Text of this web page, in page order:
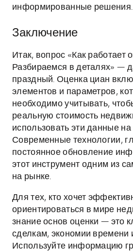
информированные решения.
Заключение
Итак, вопрос «Как работает
Разбираемся в деталях» —
праздный. Оценка циан
элементов и параметров,
необходимо учитывать,
реальную стоимость
использовать эти данные на
Современные технологии,
постоянное обновление
этот инструмент одним из
на рынке.
Для тех, кто хочет
ориентироваться в мире
знание основ оценки — это
сделкам, экономии времени
Используйте информацию